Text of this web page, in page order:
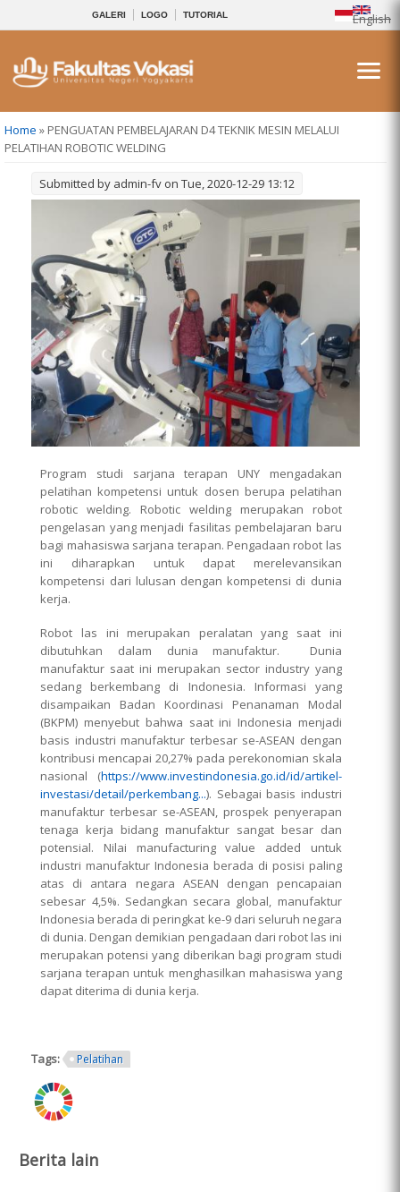
English
GALERI LOGO TUTORIAL
You are here
Home » PENGUATAN PEMBELAJARAN D4 TEKNIK MESIN MELALUI
PELATIHAN ROBOTIC WELDING
Submitted by admin-fv on Tue, 2020-12-29 13:12
Program studi sarjana terapan UNY mengadakan
pelatihan kompetensi untuk dosen berupa pelatihan
robotic welding. Robotic welding merupakan robot
pengelasan yang menjadi fasilitas pembelajaran baru
bagi mahasiswa sarjana terapan. Pengadaan robot las
ini diharapkan untuk dapat merelevansikan
kompetensi dari lulusan dengan kompetensi di dunia
kerja.
Robot las ini merupakan peralatan yang saat ini
dibutuhkan dalam dunia manufaktur. Dunia
manufaktur saat ini merupakan sector industry yang
sedang berkembang di Indonesia. Informasi yang
disampaikan Badan Koordinasi Penanaman Modal
(BKPM) menyebut bahwa saat ini Indonesia menjadi
basis industri manufaktur terbesar se-ASEAN dengan
kontribusi mencapai 20,27% pada perekonomian skala
nasional (https://www.investindonesia.go.id/id/artikel-
investasi/detail/perkembang...). Sebagai basis industri
manufaktur terbesar se-ASEAN, prospek penyerapan
tenaga kerja bidang manufaktur sangat besar dan
potensial. Nilai manufacturing value added untuk
industri manufaktur Indonesia berada di posisi paling
atas di antara negara ASEAN dengan pencapaian
sebesar 4,5%. Sedangkan secara global, manufaktur
Indonesia berada di peringkat ke-9 dari seluruh negara
di dunia. Dengan demikian pengadaan dari robot las ini
merupakan potensi yang diberikan bagi program studi
sarjana terapan untuk menghasilkan mahasiswa yang
dapat diterima di dunia kerja.
Tags: Pelatihan
ring.png
Berita lain